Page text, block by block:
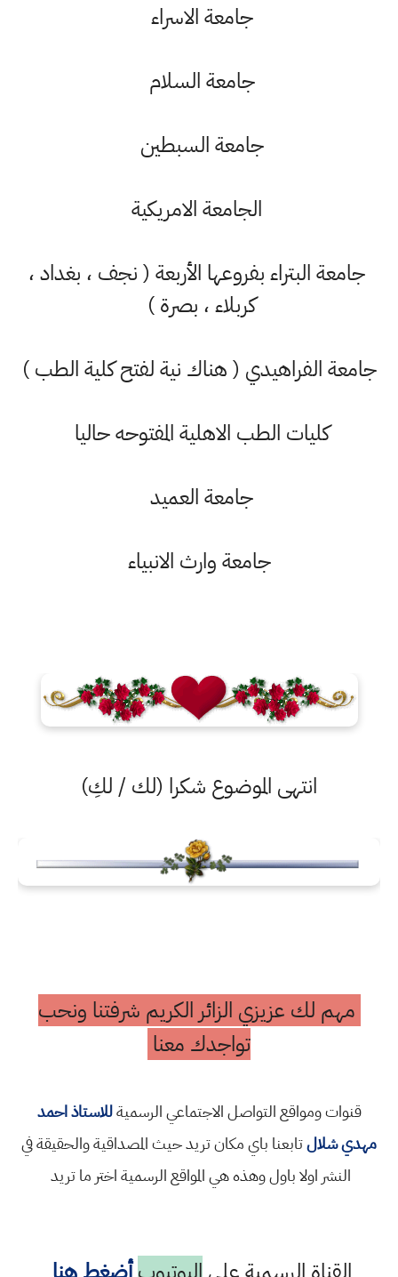
جامعة الاسراء
جامعة السلام
جامعة السبطين
الجامعة الامريكية
جامعة البتراء بفروعها الأربعة ( نجف ، بغداد ،
کربلاء ، بصرة )
جامعة الفراهيدي ( هناك نية لفتح كلية الطب )
كليات الطب الاهلية المفتوحه حاليا
جامعة العميد
جامعة وارث الانبياء
انتهى الموضوع شكرا (لك / لكِ)
مهم لك عزيزي الزائر الكريم شرفتنا ونحب
تواجدك معنا
قنوات ومواقع التواصل الاجتماعي الرسميةللاستاذ احمد
مهدي شلالتابعنا باي مكان تريد حيث المصداقية والحقيقة في
النشر اولا باول وهذه هي المواقع الرسمية اختر ما تريد